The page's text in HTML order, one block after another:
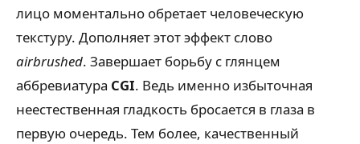
лицо моментально обретает человеческую
текстуру. Дополняет этот эффект слово
airbrushed. Завершает борьбу с глянцем
аббревиатура CGI. Ведь именно избыточная
неестественная гладкость бросается в глаза в
первую очередь. Тем более, качественный